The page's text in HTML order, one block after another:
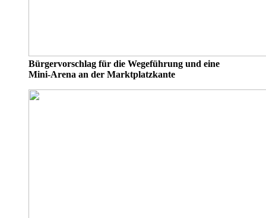
Bürgervorschlag für die Wegeführung und eine
Mini-Arena an der Marktplatzkante